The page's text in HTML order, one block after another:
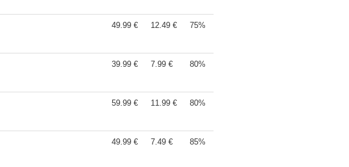
49.99 € 12.49 € 75%
39.99 € 7.99 € 80%
59.99 € 11.99 € 80%
49.99 € 7.49 € 85%